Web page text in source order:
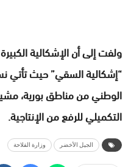
ولفت إلى أن الإشكالية
الوطني من مناطق بورية،
التكميلي للرفع من الإنتاجية.
الجيل الأخضر وزارة الفلاحة